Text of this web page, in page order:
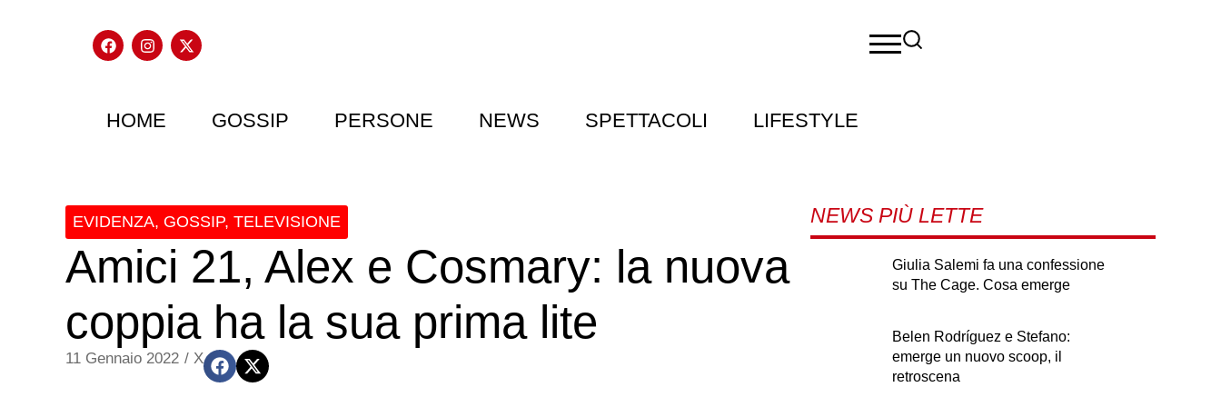
HOME GOSSIP PERSONE NEWS SPETTACOLI LIFESTYLE
EVIDENZA, GOSSIP, TELEVISIONE
Amici 21, Alex e Cosmary: la nuova
coppia ha la sua prima lite
11 Gennaio 2022 / X
NEWS PIÙ LETTE
Giulia Salemi fa una confessione
su The Cage. Cosa emerge
Belen Rodríguez e Stefano:
emerge un nuovo scoop, il
retroscena